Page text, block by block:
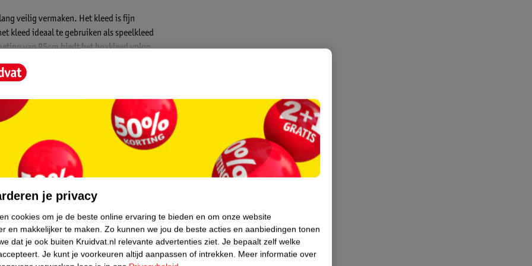
veilig vermaken. Het kleed is fijn
kleed ideaal te gebruiken als speelkleed
van 95cm biedt het boxkleed volop
je privacy
cookies om je de beste online ervaring te bieden en om onze website
en makkelijker te maken. Zo kunnen we jou de beste acties en aanbiedingen tonen
dat je ook buiten Kruidvat.nl relevante advertenties ziet. Je bepaalt zelf welke
Je kunt je voorkeuren altijd aanpassen of intrekken. Meer informatie over